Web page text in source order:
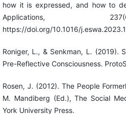
how it is expressed, and how to
Applications,
https://doi.org/10.1016/
Roniger, L., & Senkman, L. (2019).
Pre-Reflective Consciousness.
Rosen, J. (2012). The People
M. Mandiberg (Ed.), The Social
York University Press.